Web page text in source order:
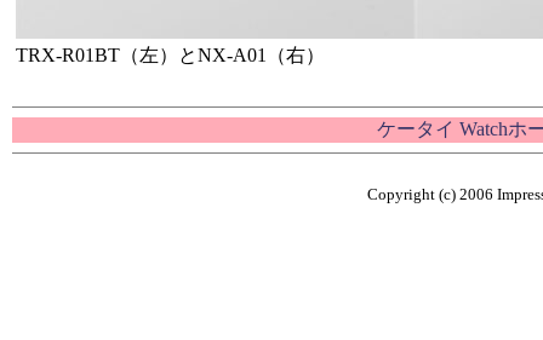
TRX-R01BT（左）とNX-A01（右）
ケータイ Watchホ
Copyright (c) 2006